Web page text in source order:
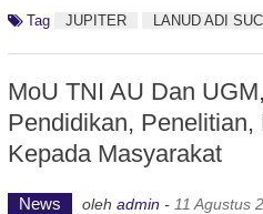
Tag JUPITER LANUD ADI
MoU TNI AU Dan
Pendidikan, Penelitian,
Kepada Masyarakat
News oleh admin - 11 Agustus